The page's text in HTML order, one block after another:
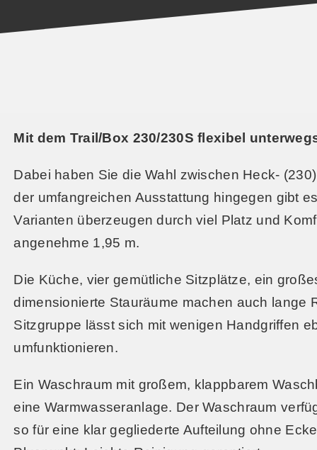
Mit dem Trail/Box 230/230S flexibel
Dabei haben Sie die Wahl zwischen Heck-
der umfangreichen Ausstattung hingegen gibt
Varianten überzeugen durch viel Platz und
angenehme 1,95 m.
Die Küche, vier gemütliche Sitzplätze, ein
dimensionierte Stauräume machen auch lange
Sitzgruppe lässt sich mit wenigen Handgriffen
umfunktionieren.
Ein Waschraum mit großem, klappbarem
eine Warmwasseranlage. Der Waschraum
so für eine klar gegliederte Aufteilung ohne